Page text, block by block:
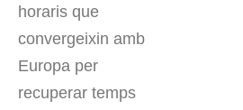
horaris que
convergeixin amb
Europa per
recuperar temps